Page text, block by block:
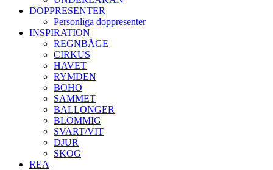
DOPPRESENTER
Personliga doppresenter
INSPIRATION
REGNBÅGE
CIRKUS
HAVET
RYMDEN
BOHO
SAMMET
BALLONGER
BLOMMIG
SVART/VIT
DJUR
SKOG
REA